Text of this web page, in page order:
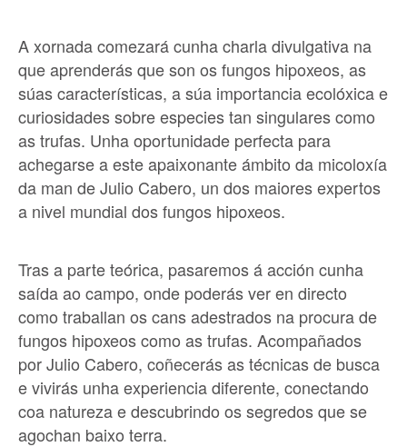
A xornada comezará cunha charla divulgativa na
que aprenderás que son os fungos hipoxeos, as
súas características, a súa importancia ecolóxica e
curiosidades sobre especies tan singulares como
as trufas. Unha oportunidade perfecta para
achegarse a este apaixonante ámbito da micoloxía
da man de Julio Cabero, un dos maiores expertos
a nivel mundial dos fungos hipoxeos.
Tras a parte teórica, pasaremos á acción cunha
saída ao campo, onde poderás ver en directo
como traballan os cans adestrados na procura de
fungos hipoxeos como as trufas. Acompañados
por Julio Cabero, coñecerás as técnicas de busca
e vivirás unha experiencia diferente, conectando
coa natureza e descubrindo os segredos que se
agochan baixo terra.